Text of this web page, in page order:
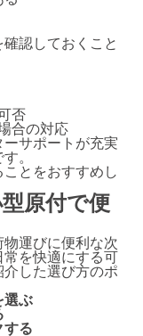
認しておくこと
否
合の対応
サポートが充実
。
とをおすすめし
原付で便
運びに便利な次
を快適にする可
した選び方のポ
選ぶ
する